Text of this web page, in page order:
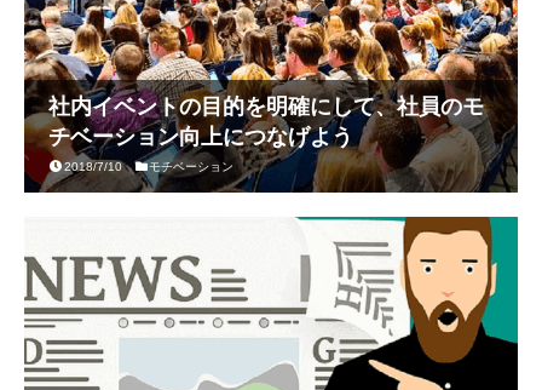
社内イベントの目的を明確にして、社員のモ
チベーション向上につなげよう
2018/7/10 モチベーション